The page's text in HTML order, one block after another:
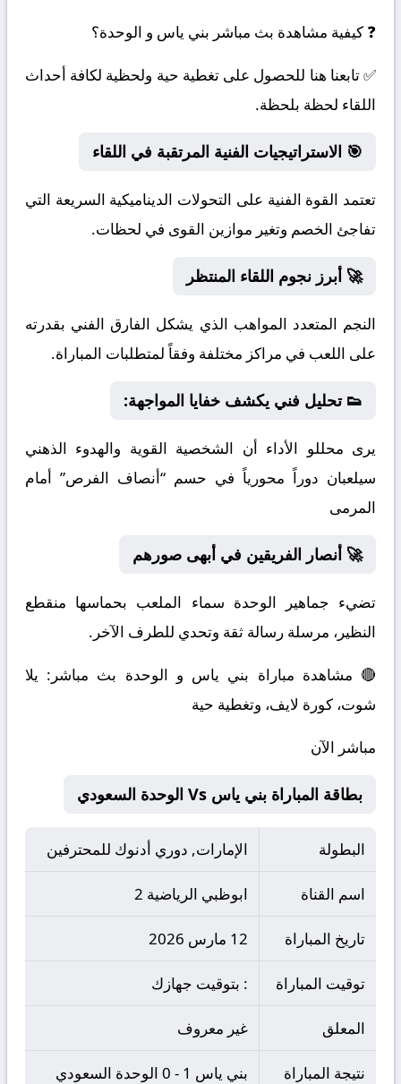
❓ كيفية مشاهدة بث مباشر بني ياس و الوحدة؟
✅ تابعنا هنا للحصول على تغطية حية ولحظية لكافة أحداث
اللقاء لحظة بلحظة.
🎯 الاستراتيجيات الفنية المرتقبة في اللقاء
تعتمد القوة الفنية على التحولات الديناميكية السريعة التي
تفاجئ الخصم وتغير موازين القوى في لحظات.
🚀 أبرز نجوم اللقاء المنتظر
النجم المتعدد المواهب الذي يشكل الفارق الفني بقدرته
على اللعب في مراكز مختلفة وفقاً لمتطلبات المباراة.
👟 تحليل فني يكشف خفايا المواجهة:
يرى محللو الأداء أن الشخصية القوية والهدوء الذهني
سيلعبان دوراً محورياً في حسم “أنصاف الفرص” أمام
المرمى
🚀 أنصار الفريقين في أبهى صورهم
تضيء جماهير الوحدة سماء الملعب بحماسها منقطع
النظير، مرسلة رسالة ثقة وتحدي للطرف الآخر.
🔴 مشاهدة مباراة بني ياس و الوحدة بث مباشر: يلا
شوت، كورة لايف، وتغطية حية
مباشر الآن
بطاقة المباراة بني ياس Vs الوحدة السعودي
البطولة الإمارات, دوري أدنوك للمحترفين
اسم القناة ابوظبي الرياضية 2
تاريخ المباراة 12 مارس 2026
توقيت المباراة : بتوقيت جهازك
المعلق غير معروف
نتيجة المباراة بني ياس 1 - 0 الوحدة السعودي